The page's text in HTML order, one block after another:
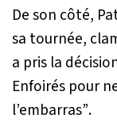
De son côté,
sa tournée,
a pris la
Enfoirés pour
l’embarras”.